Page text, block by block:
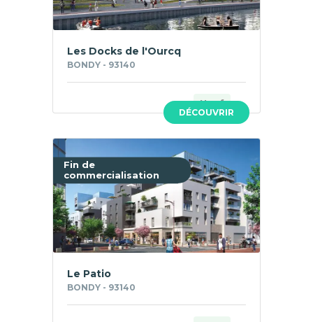
DÉCOUVRIR
Les Docks de l'Ourcq
BONDY - 93140
Neuf
Fin de
commercialisation
Le Patio
BONDY - 93140